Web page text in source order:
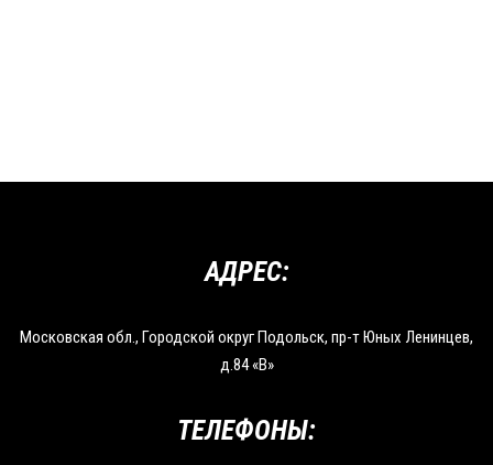
АДРЕС:
Московская обл., Городской округ Подольск, пр-т Юных Ленинцев,
д.84 «В»
ТЕЛЕФОНЫ: